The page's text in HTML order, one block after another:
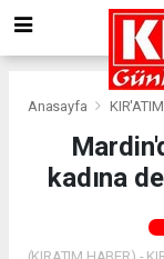
Anasayfa
kadına